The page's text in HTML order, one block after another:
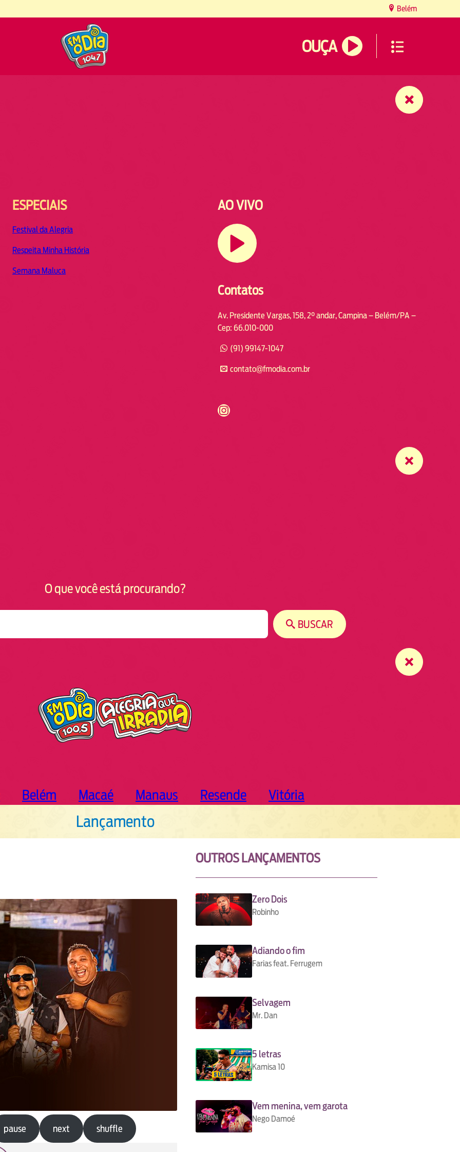
Belém
OUÇA
ESPECIAIS
Festival da Alegria
Respeita Minha História
Semana Maluca
AO VIVO
Contatos
Av. Presidente Vargas, 158, 2° andar, Campina – Belém/PA –
Cep: 66.010-000
(91) 99147-1047
contato@fmodia.com.br
https://www.instagram.com/fmodia.cabofrio/
O que você está procurando?
BUSCAR
Belém Macaé Manaus Resende Vitória
Lançamento
pause next shuffle
OUTROS LANÇAMENTOS
Zero Dois
Robinho
Adiando o fim
Farias feat. Ferrugem
Selvagem
Mr. Dan
5 letras
Kamisa 10
Vem menina, vem garota
Nego Damoé